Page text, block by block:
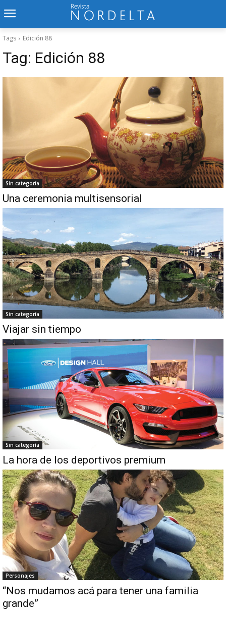
Tags Edición 88
Tag: Edición 88
Sin categoría
Una ceremonia multisensorial
Sin categoría
Viajar sin tiempo
Sin categoría
La hora de los deportivos premium
Personajes
“Nos mudamos acá para tener una familia
grande”